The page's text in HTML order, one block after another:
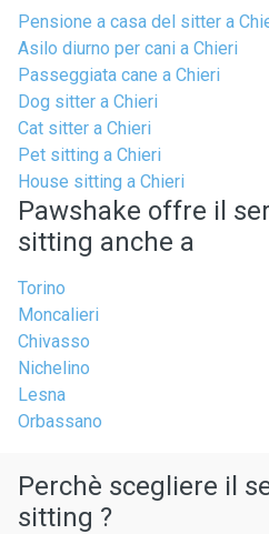
Pensione a casa del sitter a
Asilo diurno per cani a Chieri
Passeggiata cane a Chieri
Dog sitter a Chieri
Cat sitter a Chieri
Pet sitting a Chieri
House sitting a Chieri
Pawshake offre il
sitting anche a
Torino
Moncalieri
Chivasso
Nichelino
Lesna
Orbassano
Perchè scegliere il
sitting ?